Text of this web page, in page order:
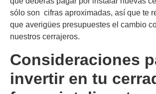
sólo son cifras aproximadas, así que te
que averigües presupuestes el cambio
nuestros cerrajeros.
Consideraciones
invertir en tu